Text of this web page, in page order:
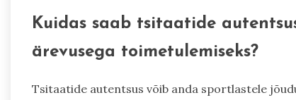
Kuidas saab tsitaatide
ärevusega toimetulemiseks?
Tsitaatide autentsus võib anda sportlastele